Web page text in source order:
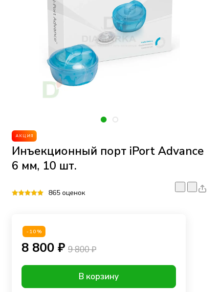
АКЦИЯ
Инъекционный порт iPort Advance
6 мм, 10 шт.
865 оценок
-10%
8 800 ₽ 9 800 ₽
В корзину